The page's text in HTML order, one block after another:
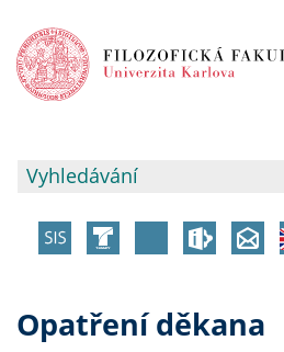
Opatření děkana